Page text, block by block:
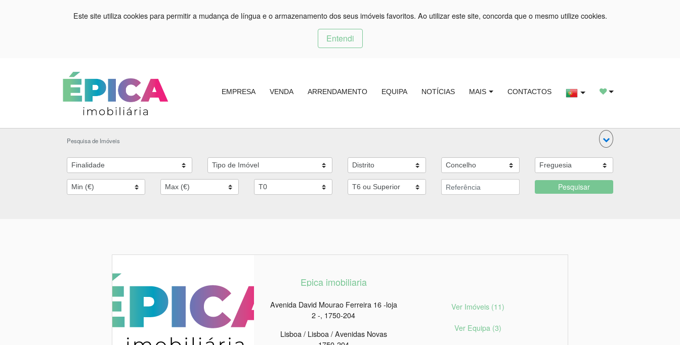
Este site utiliza cookies para permitir a mudança de língua e o armazenamento dos seus imóveis favoritos. Ao utilizar este site, concorda que o mesmo utilize cookies.
Entendi
EMPRESA VENDA ARRENDAMENTO EQUIPA NOTÍCIAS MAIS CONTACTOS
Pesquisa de Imóveis
Pesquisar
Epica imobiliaria
Avenida David Mourao Ferreira 16 -loja
2 -, 1750-204
Lisboa / Lisboa / Avenidas Novas
Ver Imóveis(11)
Ver Equipa (3)